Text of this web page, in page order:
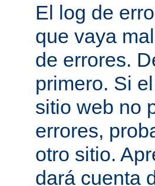
El log de
que vaya
de errores.
primero. Si
sitio web no
errores,
otro sitio.
dará cuenta